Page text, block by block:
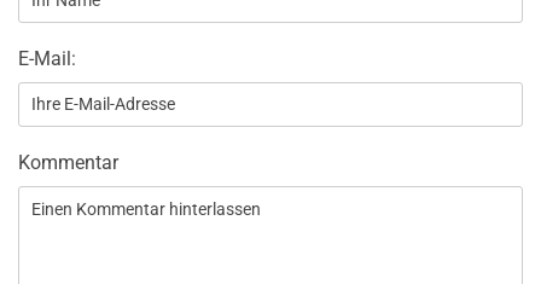
E-Mail:
Kommentar